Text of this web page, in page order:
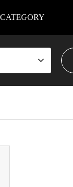
CATEGORY